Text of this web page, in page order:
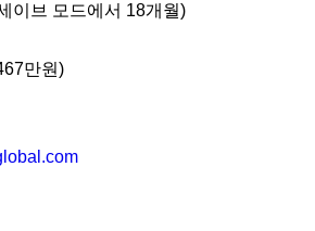
이브 모드에서 18개월)
만원)